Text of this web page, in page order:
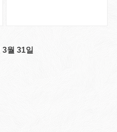
월 31일